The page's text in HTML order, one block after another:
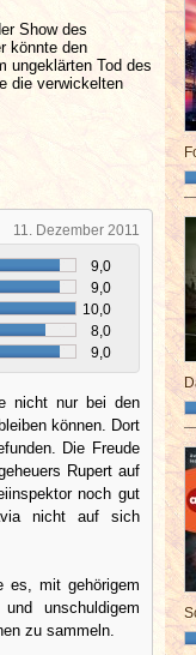
Show des
könnte den
ungeklärten Tod des
die verwickelten
11. Dezember 2011
9,0
9,0
10,0
8,0
9,0
nicht nur bei den
können. Dort
Die Freude
Rupert auf
noch gut
nicht auf sich
es, mit gehörigem
unschuldigem
zu sammeln.